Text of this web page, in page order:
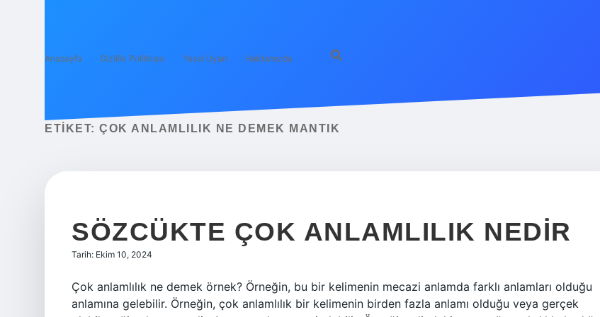
Anasayfa Gizlilik Politikası Yasal Uyarı Hakkımızda
ETIKET: ÇOK ANLAMLILIK NE DEMEK MANTIK
SÖZCÜKTE ÇOK ANLAMLILIK NEDIR
Tarih: Ekim 10, 2024
Çok anlamlılık ne demek örnek? Örneğin, bu bir kelimenin mecazi anlamda farklı anlamları olduğu
anlamına gelebilir. Örneğin, çok anlamlılık bir kelimenin birden fazla anlamı olduğu veya gerçek